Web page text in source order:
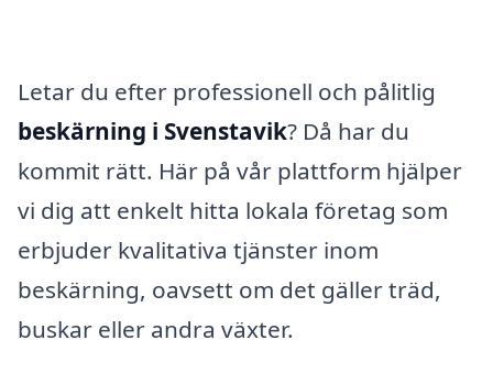
Letar du efter professionell och pålitlig
beskärning i Svenstavik? Då har du
kommit rätt. Här på vår plattform hjälper
vi dig att enkelt hitta lokala företag som
erbjuder kvalitativa tjänster inom
beskärning, oavsett om det gäller träd,
buskar eller andra växter.